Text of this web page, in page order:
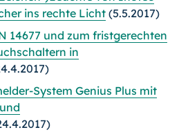
ins rechte Licht (5.5.2017)
14677 und zum fristgerechten
in
System Genius Plus mit